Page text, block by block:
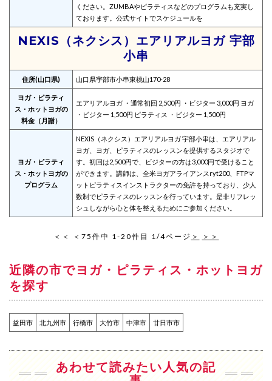
ください。ZUMBAやピラティスなどのプログラムも充実し
ております。公式サイトでスケジュールを
NEXIS（ネクシス）エアリアルヨガ 宇部
小串
住所(山口県) 山口県宇部市小串東桃山170-28
ヨガ・ピラティ
ス・ホットヨガの
料金（月謝）
エアリアルヨガ ・通常初回 2,500円 ・ビジター 3,000円 ヨガ
・ビジター 1,500円 ピラティス ・ビジター 1,500円
ヨガ・ピラティ
ス・ホットヨガの
プログラム
NEXIS（ネクシス）エアリアルヨガ 宇部小串は、エアリアル
ヨガ、ヨガ、ピラティスのレッスンを提供するスタジオで
す。初回は2,500円で、ビジターの方は3,000円で受けること
ができます。講師は、全米ヨガアライアンスryt200、FTPマ
ットピラティスインストラクターの免許を持っており、少人
数制でピラティスのレッスンを行っています。是非リフレッ
シュしながら心と体を整えるためにご参加ください。
＜＜ ＜ 75件中 1-20件目 1/4ページ ＞ ＞＞
近隣の市でヨガ・ピラティス・ホットヨガ
を探す
益田市 北九州市 行橋市 大竹市 中津市 廿日市市
あわせて読みたい人気の記